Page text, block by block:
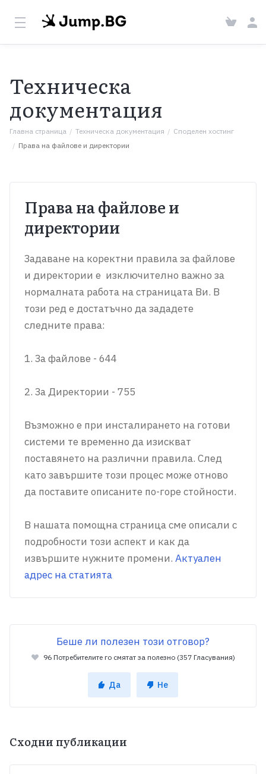
Техническа
документация
Главна страница Техническа документация
Споделен хостинг
Права на файлове и директории
Права на файлове и
директории
Задаване на коректни правила за файлове
и директории е изключително важно за
нормалната работа на страницата Ви. В
този ред е достатъчно да зададете
следните права:
1. За файлове - 644
2. За Директории - 755
Възможно е при инсталирането на готови
системи те временно да изискват
поставянето на различни правила. След
като завършите този процес може отново
да поставите описаните по-горе стойности.
В нашата помощна страница сме описали с
подробности този аспект и как да
извършите нужните промени. Актуален
адрес на статията
Беше ли полезен този отговор?
96 Потребителите го смятат за полезно (357 Гласувания)
Да Не
Сходни публикации